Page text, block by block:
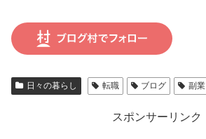
日々の暮らし 転職 ブログ 副業
スポンサーリンク